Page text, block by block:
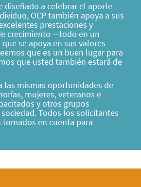
diseñado a celebrar el aporte
OCP también apoya a sus
prestaciones y
crecimiento —todo en un
se apoya en sus valores
que es un buen lugar para
que usted también estará de
las mismas oportunidades de
mujeres, veteranos e
y otros grupos
Todos los solicitantes
tomados en cuenta para